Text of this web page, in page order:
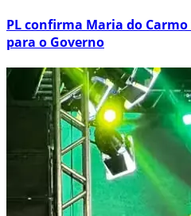
PL confirma Maria do
para o Governo